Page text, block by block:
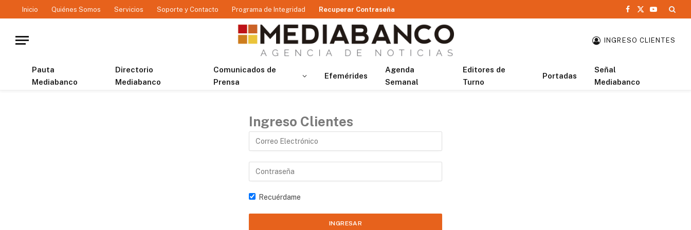
Inicio Quiénes Somos Servicios Soporte y Contacto Programa de Integridad Recuperar Contraseña
Facebook
X
YouTube
INGRESO CLIENTES
Pauta
Mediabanco
Directorio
Mediabanco
Comunicados de
Prensa
Efemérides
Agenda
Semanal
Editores de
Turno
Portadas
Señal
Mediabanco
Ingreso Clientes
Recuérdame